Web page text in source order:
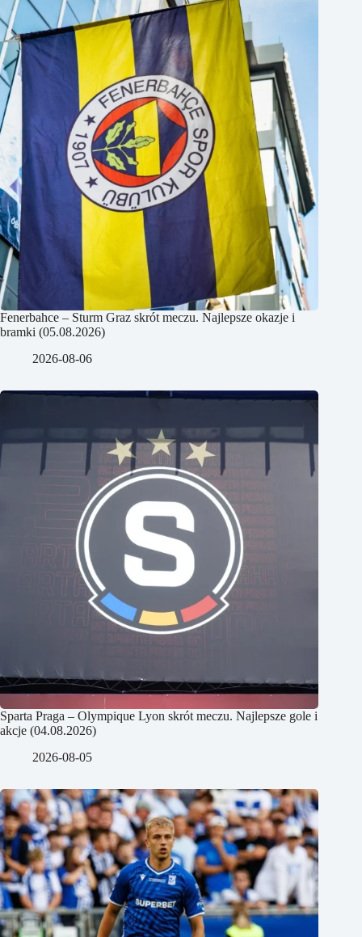
Fenerbahce – Sturm Graz skrót meczu. Najlepsze okazje i
bramki (05.08.2026)
2026-08-06
Sparta Praga – Olympique Lyon skrót meczu. Najlepsze gole i
akcje (04.08.2026)
2026-08-05